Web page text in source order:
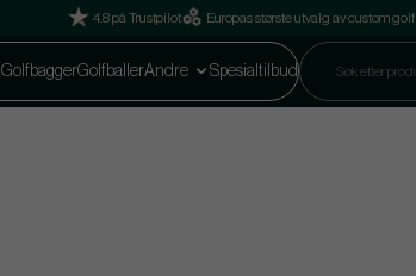
4.8 på Trustpilot Europas største utvalg av custom golf
GolfbaggerGolfballerAndre Spesialtilbud